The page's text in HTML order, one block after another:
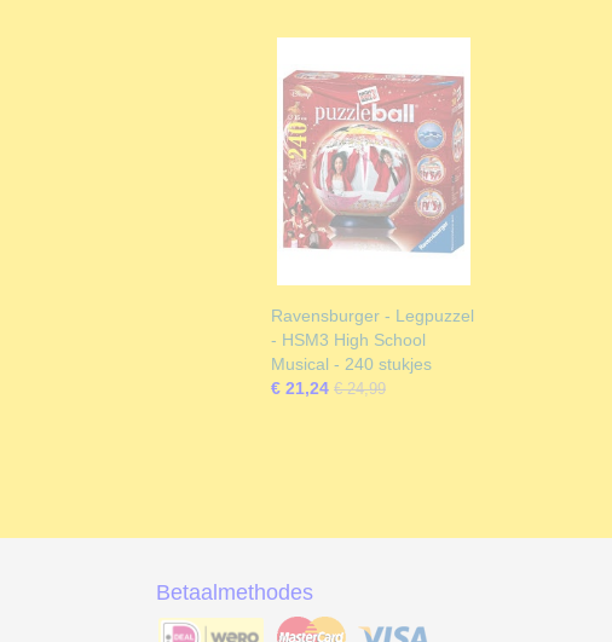
Ravensburger - Legpuzzel
- HSM3 High School
Musical - 240 stukjes
€ 21,24 € 24,99
Betaalmethodes